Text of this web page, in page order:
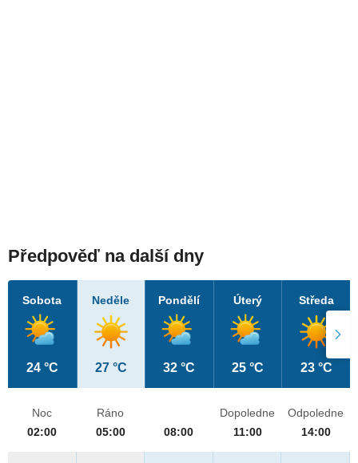
Předpověď na další dny
Sobota
24 °C
Neděle
27 °C
Pondělí
32 °C
Úterý
25 °C
Středa
23 °C
Noc
02:00
Ráno
05:00
08:00
Dopoledne
11:00
Odpoledne
14:00